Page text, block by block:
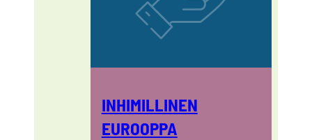
INHIMILLINEN
EUROOPPA